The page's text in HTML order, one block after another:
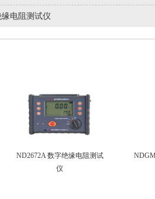
电阻测试仪
ND2672A 数字绝缘电阻测试
仪